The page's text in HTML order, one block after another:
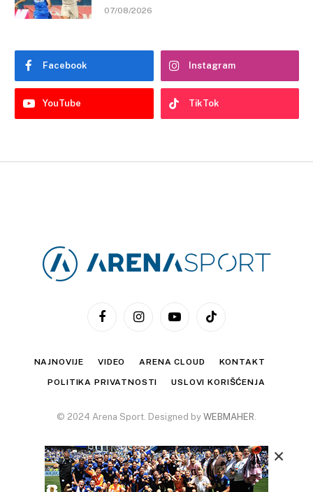
07/08/2026
Facebook Instagram
YouTube TikTok
FacebookInstagramYouTubeTikTok
NAJNOVIJE VIDEO ARENA CLOUD KONTAKT
POLITIKA PRIVATNOSTI USLOVI KORIŠĆENJA
© 2024 Arena Sport. Designed by WEBMAHER.
×